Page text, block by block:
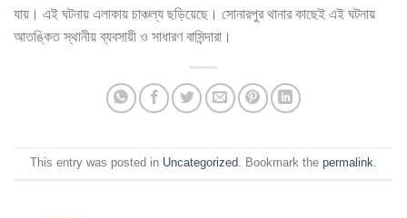
যায়। এই ঘটনায় এলাকায় চাঞ্চল্য ছড়িয়েছে। সোনারপুর থানার কাছেই এই ঘটনায়
আতঙ্কিত স্থানীয় ব্যবসায়ী ও সাধারণ বাসিন্দারা।
This entry was posted in Uncategorized . Bookmark the permalink